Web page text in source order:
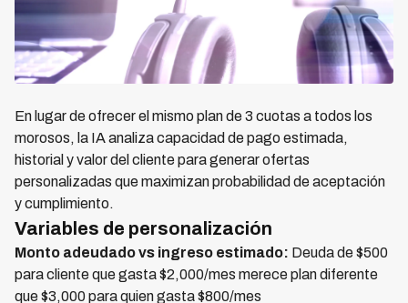
En lugar de ofrecer el mismo plan de 3 cuotas a todos los
morosos, la IA analiza capacidad de pago estimada,
historial y valor del cliente para generar ofertas
personalizadas que maximizan probabilidad de aceptación
y cumplimiento.
Variables de personalización
Monto adeudado vs ingreso estimado: Deuda de $500
para cliente que gasta $2,000/mes merece plan diferente
que $3,000 para quien gasta $800/mes